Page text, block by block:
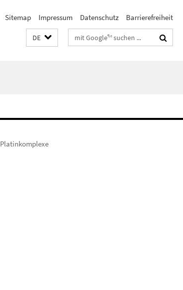
Sitemap Impressum Datenschutz Barrierefreiheit
DE Suchbegriffe
Platinkomplexe